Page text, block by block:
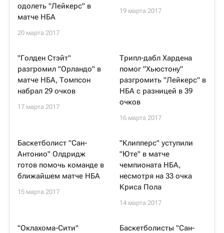
одолеть "Лейкерс" в
матче НБА
20 марта 2017
19 марта 2017
"Голден Стэйт"
разгромил "Орландо" в
матче НБА, Томпсон
набрал 29 очков
17 марта 2017
Трипл-дабл Хардена
помог "Хьюстону"
разгромить "Лейкерс" в
НБА с разницей в 39
очков
16 марта 2017
Баскетболист "Сан-
Антонио" Олдридж
готов помочь команде в
ближайшем матче НБА
15 марта 2017
"Клипперс" уступили
"Юте" в матче
чемпионата НБА,
несмотря на 33 очка
Криса Пола
14 марта 2017
"Оклахома-Сити"
Баскетболисты "Сан-